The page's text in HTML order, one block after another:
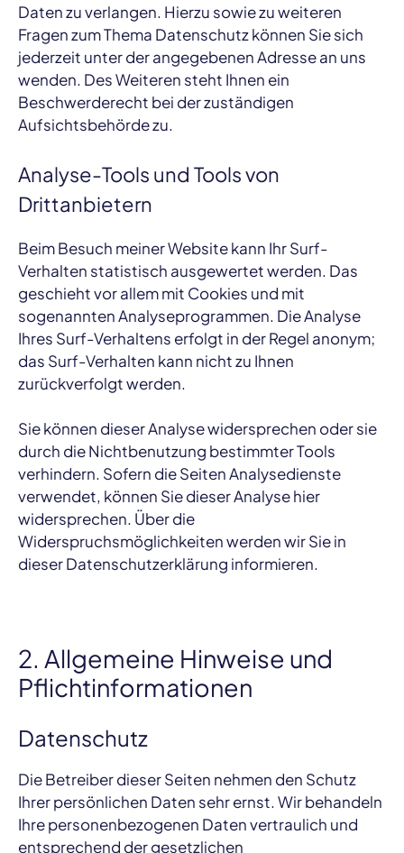
Daten zu verlangen. Hierzu sowie zu weiteren
Fragen zum Thema Datenschutz können Sie sich
jederzeit unter der angegebenen Adresse an uns
wenden. Des Weiteren steht Ihnen ein
Beschwerderecht bei der zuständigen
Aufsichtsbehörde zu.
Analyse-Tools und Tools von
Drittanbietern
Beim Besuch meiner Website kann Ihr Surf-
Verhalten statistisch ausgewertet werden. Das
geschieht vor allem mit Cookies und mit
sogenannten Analyseprogrammen. Die Analyse
Ihres Surf-Verhaltens erfolgt in der Regel anonym;
das Surf-Verhalten kann nicht zu Ihnen
zurückverfolgt werden.
Sie können dieser Analyse widersprechen oder sie
durch die Nichtbenutzung bestimmter Tools
verhindern. Sofern die Seiten Analysedienste
verwendet, können Sie dieser Analyse hier
widersprechen. Über die
Widerspruchsmöglichkeiten werden wir Sie in
dieser Datenschutzerklärung informieren.
2. Allgemeine Hinweise und
Pflichtinformationen
Datenschutz
Die Betreiber dieser Seiten nehmen den Schutz
Ihrer persönlichen Daten sehr ernst. Wir behandeln
Ihre personenbezogenen Daten vertraulich und
entsprechend der gesetzlichen